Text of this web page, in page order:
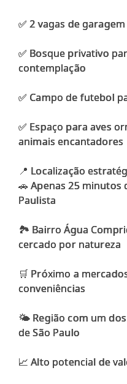
✅ 2 vagas de
✅ Bosque privativo
contemplação
✅ Campo de futebol
✅ Espaço para aves
animais encantadores
📍 Localização
🚗 Apenas 25 minutos
Paulista
🏞️ Bairro Água
cercado por natureza
🛒 Próximo a
conveniências
🌤️ Região com um
de São Paulo
📈 Alto potencial de